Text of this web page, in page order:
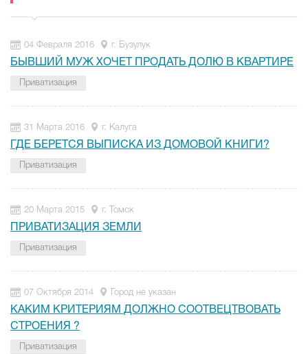
04 Февраля 2016 г. Бузулук
БЫВШИЙ МУЖ ХОЧЕТ ПРОДАТЬ ДОЛЮ В КВАРТИРЕ
Приватизация
31 Марта 2016 г. Калуга
ГДЕ БЕРЕТСЯ ВЫПИСКА ИЗ ДОМОВОЙ КНИГИ?
Приватизация
20 Марта 2015 г. Томск
ПРИВАТИЗАЦИЯ ЗЕМЛИ
Приватизация
07 Октября 2014 Город не указан
КАКИМ КРИТЕРИЯМ ДОЛЖНО СООТВЕЦТВОВАТЬ
СТРОЕНИЯ ?
Приватизация